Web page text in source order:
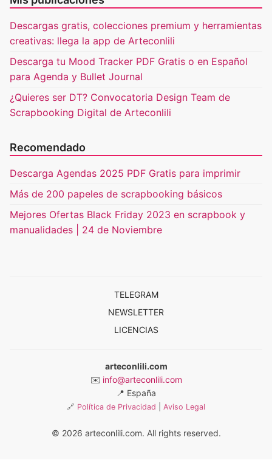
Descargas gratis, colecciones premium y herramientas
creativas: llega la app de Arteconlili
Descarga tu Mood Tracker PDF Gratis o en Español
para Agenda y Bullet Journal
¿Quieres ser DT? Convocatoria Design Team de
Scrapbooking Digital de Arteconlili
Recomendado
Descarga Agendas 2025 PDF Gratis para imprimir
Más de 200 papeles de scrapbooking básicos
Mejores Ofertas Black Friday 2023 en scrapbook y
manualidades | 24 de Noviembre
TELEGRAM
NEWSLETTER
LICENCIAS
arteconlili.com
✉️ info@arteconlili.com
📍 España
🔗 Política de Privacidad Aviso Legal
© 2026 arteconlili.com. All rights reserved.